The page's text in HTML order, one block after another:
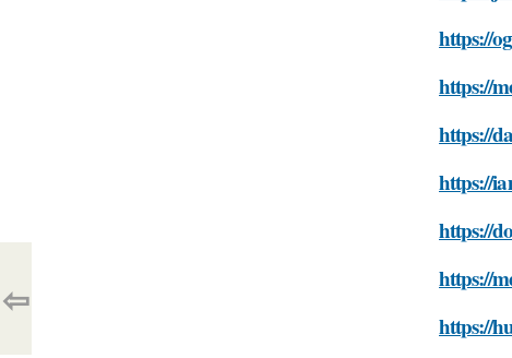
https://
https://
https://
https://
https://
https://
https://
⇦